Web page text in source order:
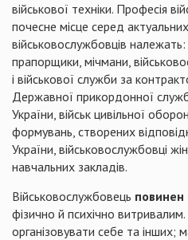
військової техніки. Професія
почесне місце серед
військовослужбовців
прапорщики, мічмани,
і військової служби за
Державної прикордонної
України, військ цивільної
формувань, створених
України, військовослужбовці
навчальних закладів.
Військовослужбовець повинен
фізично й психічно
організовувати себе та інших;